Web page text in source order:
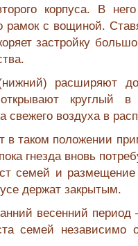
корпуса. В
рамок с вощиной.
застройку
расширяют
открывают круглый
свежего воздуха в
в таком положении
гнезда вновь
семей и
держат закрытым.
весенний
семей независимо